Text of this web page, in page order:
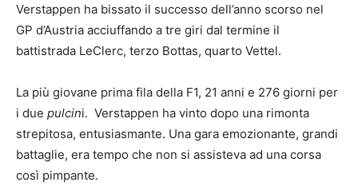
Verstappen ha bissato il successo dell’anno scorso nel
GP d’Austria acciuffando a tre giri dal termine il
battistrada LeClerc, terzo Bottas, quarto Vettel.
La più giovane prima fila della F1, 21 anni e 276 giorni per
i due pulcini. Verstappen ha vinto dopo una rimonta
strepitosa, entusiasmante. Una gara emozionante, grandi
battaglie, era tempo che non si assisteva ad una corsa
così pimpante.